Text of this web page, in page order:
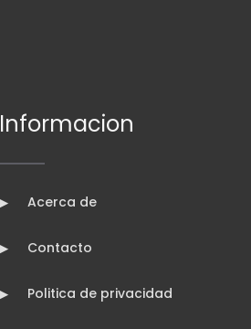
Informacion
Acerca de
Contacto
Politica de privacidad